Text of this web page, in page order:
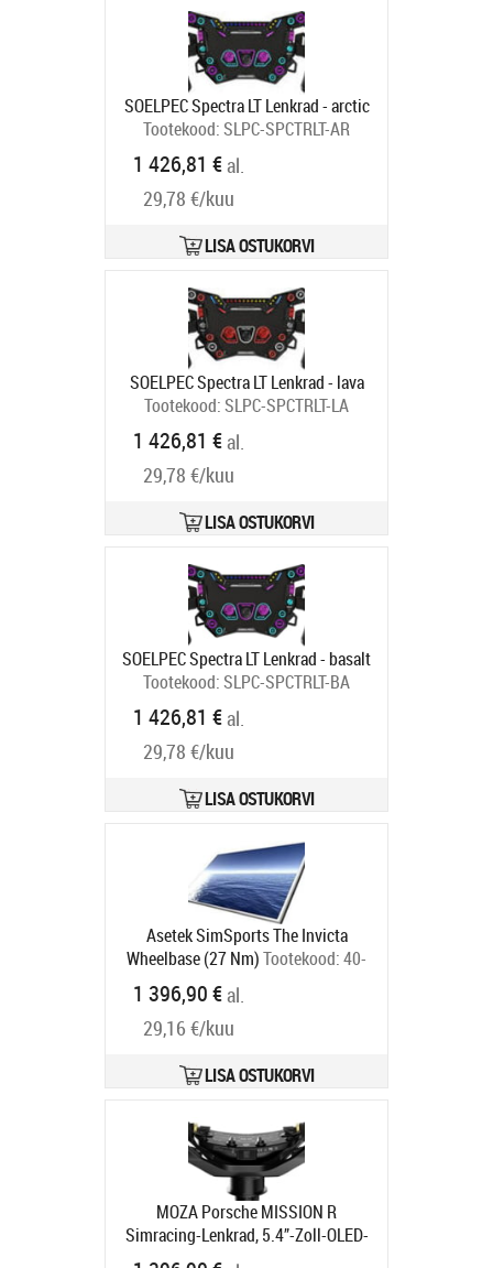
SOELPEC Spectra LT Lenkrad - arctic
Tootekood:SLPC-SPCTRLT-AR
1 426,81 €al.
29,78 €/kuu
LISA OSTUKORVI
SOELPEC Spectra LT Lenkrad - lava
Tootekood:SLPC-SPCTRLT-LA
1 426,81 €al.
29,78 €/kuu
LISA OSTUKORVI
SOELPEC Spectra LT Lenkrad - basalt
Tootekood:SLPC-SPCTRLT-BA
1 426,81 €al.
29,78 €/kuu
LISA OSTUKORVI
Asetek SimSports The Invicta
Wheelbase (27 Nm)Tootekood:40-
020-0020002
Tarneaeg 6-9 tp
1 396,90 €al.
29,16 €/kuu
LISA OSTUKORVI
MOZA Porsche MISSION R
Simracing-Lenkrad, 5.4”-Zoll-OLED-
Display, Offizielles Replikat -